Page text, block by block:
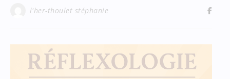
l'her-thoulet stéphanie